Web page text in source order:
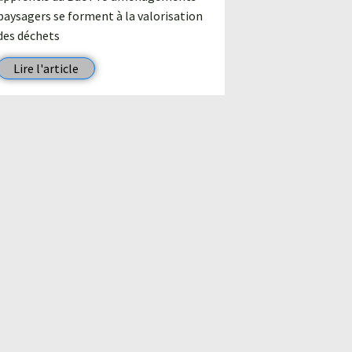
se forment à la valorisation
déchets
Lire l'article